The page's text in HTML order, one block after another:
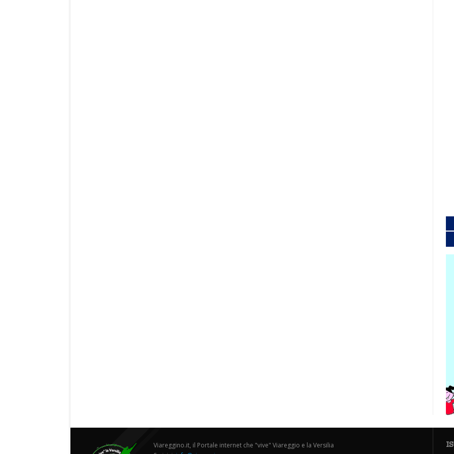
Viareggino.it, il Portale internet che "vive" Viareggio e la Versilia